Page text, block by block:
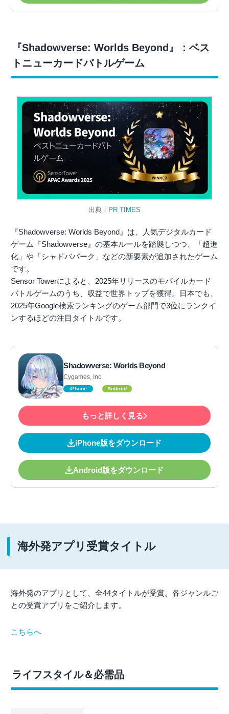
『Shadowverse: Worlds Beyond』：ベス
トニューカードバトルゲーム
出典： PR TIMES
『Shadowverse: Worlds Beyond』は、人気デジタルカード
ゲーム『Shadowverse』の基本ルールを踏襲しつつ、「超進
化」や「シャドバパーク」などの新要素が追加されたゲーム
です。
Sensor Towerによると、2025年リリースのモバイルカード
バトルゲームのうち、収益で世界トップを獲得。日本でも、
2025年Google検索ランキングのゲーム部門で3位にランクイ
ンするほどの注目タイトルです。
Shadowverse: Worlds Beyond
Cygames, Inc.
iPhone Android
もっと詳しく見る
iPhone版をダウンロード
Android版をダウンロード
海外発アプリ受賞タイトル
海外発のアプリとして、全44タイトルが受賞。各ジャンルご
との受賞アプリをご紹介します。
こちらへ
ライフスタイル＆必需品